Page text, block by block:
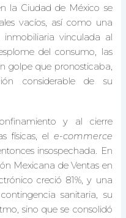
la Ciudad de México se
vacíos, así como una
vinculada al
del consumo, las
golpe que pronosticaba,
considerable de su
y al cierre
físicas, el e-commerce
insospechada. En
Mexicana de Ventas en
creció 81%, y una
sanitaria, su
sino que se consolidó